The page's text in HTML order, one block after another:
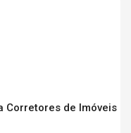
Corretores de Imóveis